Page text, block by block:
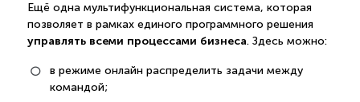
Ещё одна мультифункциональная система, которая
позволяет в рамках единого программного решения
управлять всеми процессами бизнеса. Здесь можно:
в режиме онлайн распределить задачи между
командой;